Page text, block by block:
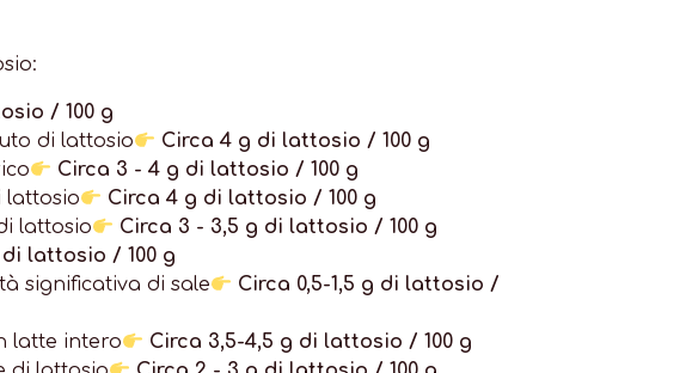
/ 100 g
di lattosio
Circa 4 g di lattosio / 100 g
Circa 3 - 4 g di lattosio / 100 g
lattosio
Circa 4 g di lattosio / 100 g
lattosio
Circa 3 - 3,5 g di lattosio / 100 g
di lattosio / 100 g
significativa di sale
Circa 0,5-1,5 g di lattosio /
latte intero
Circa 3,5-4,5 g di lattosio / 100 g